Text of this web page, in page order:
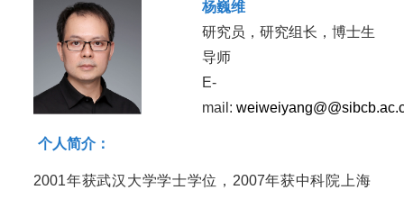
杨巍维
研究员，研究组长，博士生
导师
E-
mail:
个人简介：
2001年获武汉大学学士学位，2007年获中科院上海